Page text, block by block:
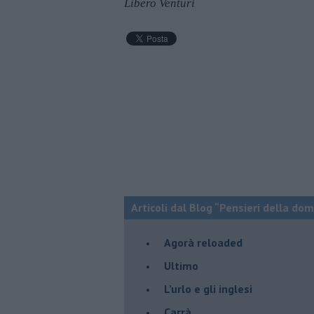
Libero Venturi
Articoli dal Blog “Pensieri della
​Agorà reloaded
Ultimo
​L’urlo e gli inglesi